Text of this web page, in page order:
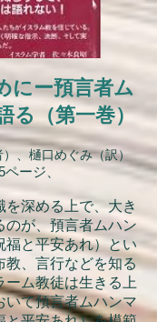
にー預言者ム
る（第一巻）
、樋口めぐみ（訳）
ージ、
を深める上で、大き
のが、預言者ムハン
福と平安あれ）とい
教、言行などを知る
ーム教徒は生きる上
いて預言者ムハンマ